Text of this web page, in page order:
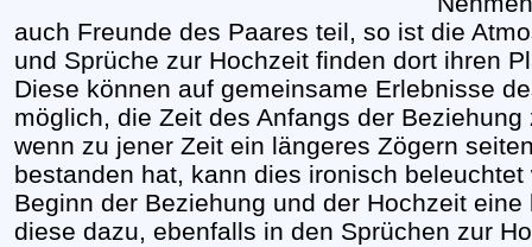
auch Freunde des Paares teil, so ist die
und Sprüche zur Hochzeit finden dort ihren
Diese können auf gemeinsame Erlebnisse
möglich, die Zeit des Anfangs der
wenn zu jener Zeit ein längeres Zögern
bestanden hat, kann dies ironisch
Beginn der Beziehung und der Hochzeit
diese dazu, ebenfalls in den Sprüchen zur